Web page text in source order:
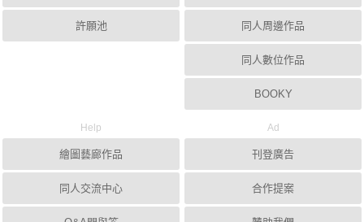
許願池 同人周邊作品
同人數位作品
BOOKY
Help
繪圖藝廊作品
同人交流中心
Ad
刊登廣告
合作提案